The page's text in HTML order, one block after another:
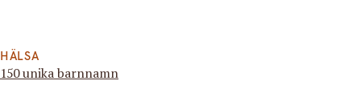
HÄLSA
150 unika barnnamn